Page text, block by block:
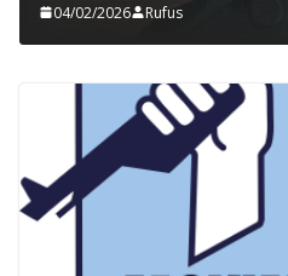
04/02/2026 Rufus